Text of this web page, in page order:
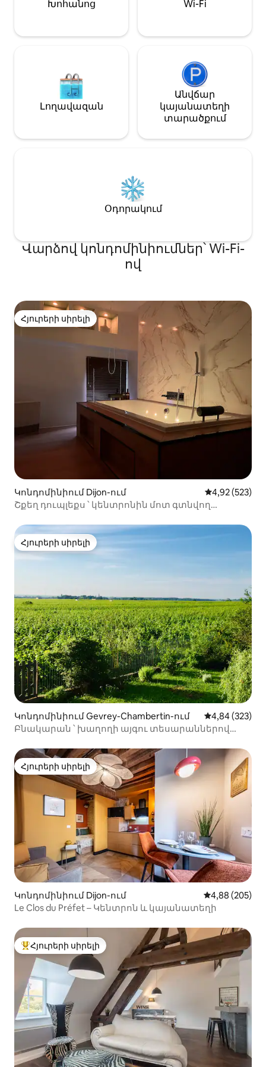
ձեւավորում եւ գեղեցիկ նյութեր,
բամբակ..
Խոհանոց Wi-Fi
Լողավազան
Անվճար
կայանատեղի
տարածքում
Օդորակում
Վարձով կոնդոմինիումներ՝ Wi-Fi-
ով
Հյուրերի սիրելի
Հյուրերի սիրելի
Կոնդոմինիում Dijon-ում Միջին
4,92 (523)
Շքեղ դուպլեքս ՝ կենտրոնին մոտ գտնվող
Հյուրերի սիրելի
Հյուրերի սիրելի
Կոնդոմինիում Gevrey-Chambertin-ում Միջին
4,84 (323)
Բնակարան ՝ խաղողի այգու տեսարաններով
Հյուրերի սիրելի
Հյուրերի սիրելի
Կոնդոմինիում Dijon-ում Միջին
4,88 (205)
Le Clos du Préfet – Կենտրոն և կայանատեղի
Հյուրերի սիրելի լավագույն տները
Հյուրերի սիրելի